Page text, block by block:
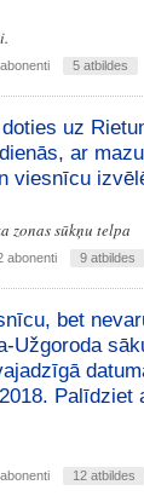
5 atbildes
uz
ar
viesnīcu
zonas sūkņu telpa
abonenti 9 atbildes
bet
Užgoroda
Palīdziet
12 atbildes